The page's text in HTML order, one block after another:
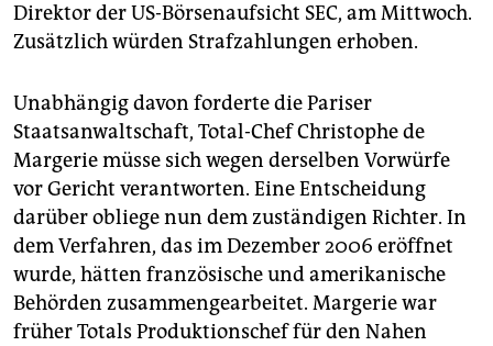
Direktor der US-Börsenaufsicht SEC, am Mittwoch.
Zusätzlich würden Strafzahlungen erhoben.
Unabhängig davon forderte die Pariser
Staatsanwaltschaft, Total-Chef Christophe de
Margerie müsse sich wegen derselben Vorwürfe
vor Gericht verantworten. Eine Entscheidung
darüber obliege nun dem zuständigen Richter. In
dem Verfahren, das im Dezember 2006 eröffnet
wurde, hätten französische und amerikanische
Behörden zusammengearbeitet. Margerie war
früher Totals Produktionschef für den Nahen